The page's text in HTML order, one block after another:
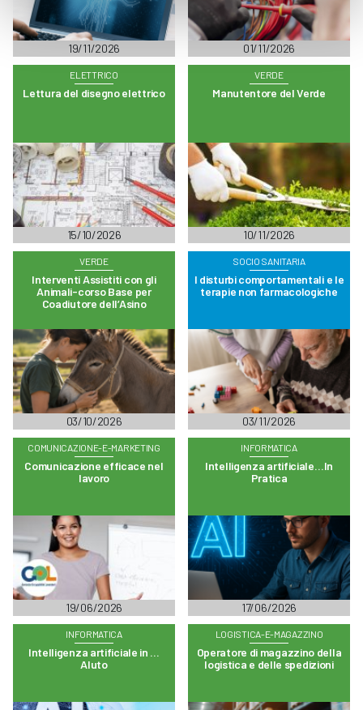
19/11/2026 01/11/2026
ELETTRICO
Lettura del disegno elettrico
15/10/2026
VERDE
Manutentore del Verde
10/11/2026
VERDE
Interventi Assistiti con gli
Animali-corso Base per
Coadiutore dell’Asino
03/10/2026
SOCIO SANITARIA
I disturbi comportamentali e le
terapie non farmacologiche
03/11/2026
COMUNICAZIONE-E-MARKETING
Comunicazione efficace nel
lavoro
19/06/2026
INFORMATICA
Intelligenza artificiale…In
Pratica
17/06/2026
INFORMATICA
Intelligenza artificiale in …
AIuto
LOGISTICA-E-MAGAZZINO
Operatore di magazzino della
logistica e delle spedizioni